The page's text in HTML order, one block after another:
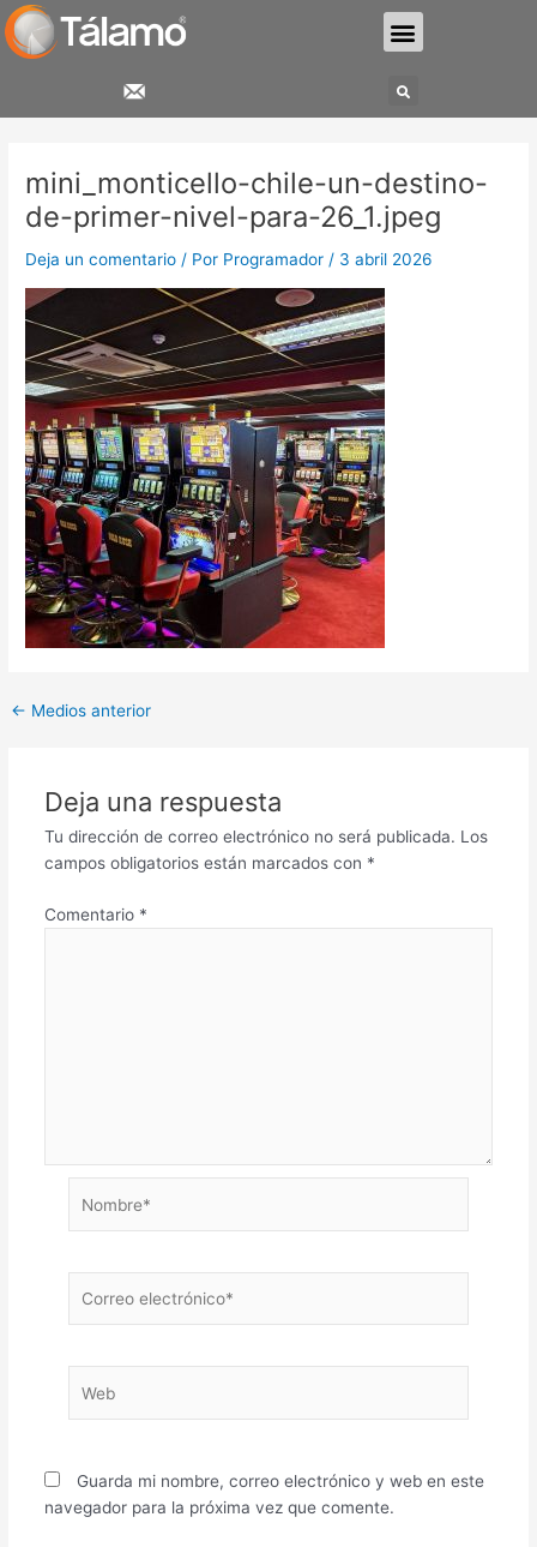
al
contenido
Menu
Search
mini_monticello-chile-un-destino-
de-primer-nivel-para-26_1.jpeg
Deja un comentario / Por Programador / 3 abril 2026
entradas
← Medios anterior
Deja una respuesta
Tu dirección de correo electrónico no será publicada. Los
campos obligatorios están marcados con *
Comentario *
electrónico*
Guarda mi nombre, correo electrónico y web en este
navegador para la próxima vez que comente.